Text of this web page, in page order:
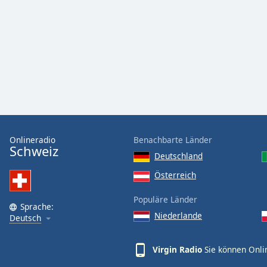
window.
dialog
window.
Escape
will
Onlineradio
Schweiz
Sprache:
Deutsch
Benachbarte Länder
Deutschland
Österreich
Populäre Länder
Niederlande
Virgin Radio Sie können